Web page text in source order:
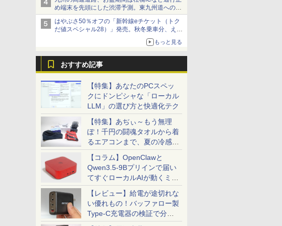
め端末を先頭にした渋滞予測。東九州道への迂
回は料金調整を実施
はやぶさ50％オフの「新幹線eチケット（トク
だ値スペシャル28）」発売。秋冬乗車分、えき
もっと見る
おすすめ記事
【特集】あなたのPCスペッ
クにドンピシャな「ローカル
LLM」の選び方と快適化テク
【特集】あぢぃ～もう無理
ぽ！千円の闘魂タオルから着
るエアコンまで、夏の冷感グ
ッズ一挙紹介
【コラム】OpenClawと
Qwen3.5-9Bプリインで届い
てすぐローカルAIが動くミニ
PC「SER9 Pro」
【レビュー】給電が途切れな
い優れもの！バッファロー製
Type-C充電器の検証で分か
ったこと